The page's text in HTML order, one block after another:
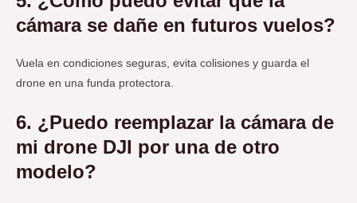
cámara se dañe en futuros vuelos?
Vuela en condiciones seguras, evita colisiones y guarda el
drone en una funda protectora.
6. ¿Puedo reemplazar la cámara de
mi drone DJI por una de otro
modelo?